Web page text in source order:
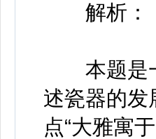
解析：
本题是一
述瓷器的发
点“大雅寓